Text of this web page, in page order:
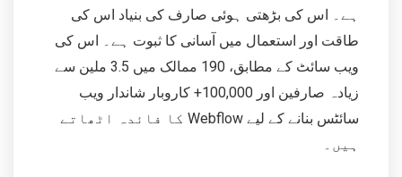
ہے۔ اس کی بڑھتی ہوئی صارف کی بنیاد اس کی
طاقت اور استعمال میں آسانی کا ثبوت ہے۔ اس کی
ویب سائٹ کے مطابق، 190 ممالک میں 3.5 ملین سے
زیادہ صارفین اور 100,000+ کاروبار شاندار ویب
سائٹس بنانے کے لیے Webflow کا فائدہ اٹھاتے
ہیں۔